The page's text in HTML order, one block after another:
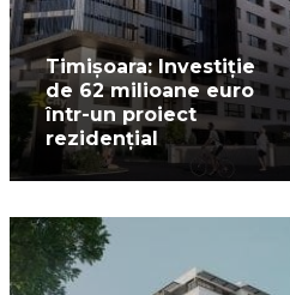
Timișoara: Investiție
de 62 milioane euro
într-un proiect
rezidențial